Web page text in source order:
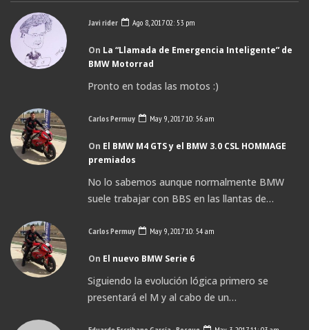
Javi rider Ago 8, 2017 02: 53 pm
On La “Llamada de Emergencia Inteligente” de
BMW Motorrad
Pronto en todas las motos :)
Carlos Permuy May 9, 2017 10: 56 am
On El BMW M4 GTS y el BMW 3.0 CSL HOMMAGE
premiados
No lo sabemos aunque normalmente BMW
suele trabajar con BBS en las llantas de…
Carlos Permuy May 9, 2017 10: 54 am
On El nuevo BMW Serie 6
Siguiendo la evolución lógica primero se
presentará el M y al cabo de un…